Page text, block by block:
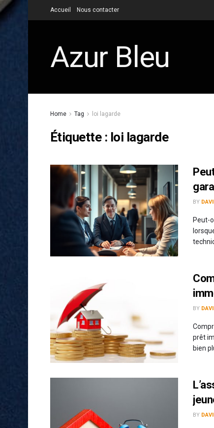
Accueil Nous contacter
Azur Bleu
Home Tag loi lagarde
Étiquette : loi lagarde
BY
Peut-
BY
prêt
bien
BY